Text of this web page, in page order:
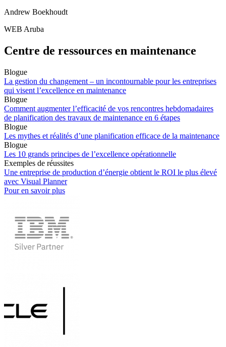
Andrew Boekhoudt
WEB Aruba
Centre de ressources en maintenance
Blogue
La gestion du changement – un incontournable pour les entreprises
qui visent l’excellence en maintenance
Blogue
Comment augmenter l’efficacité de vos rencontres hebdomadaires
de planification des travaux de maintenance en 6 étapes
Blogue
Les mythes et réalités d’une planification efficace de la maintenance
Blogue
Les 10 grands principes de l’excellence opérationnelle
Exemples de réussites
Une entreprise de production d’énergie obtient le ROI le plus élevé
avec Visual Planner
Pour en savoir plus